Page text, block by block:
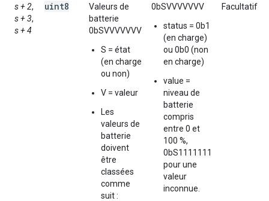
s + 2,
s + 3,
s + 4
uint8
Valeurs de
batterie
0bSVVVVVVV
S = état
(en charge
ou non)
V = valeur
Les
valeurs de
batterie
doivent
être
classées
comme
suit :
0bSVVVVVVV
status = 0b1
(en charge)
ou 0b0 (non
en charge)
value =
niveau de
batterie
compris
entre 0 et
100 %,
0bS1111111
pour une
valeur
inconnue.
Facultatif